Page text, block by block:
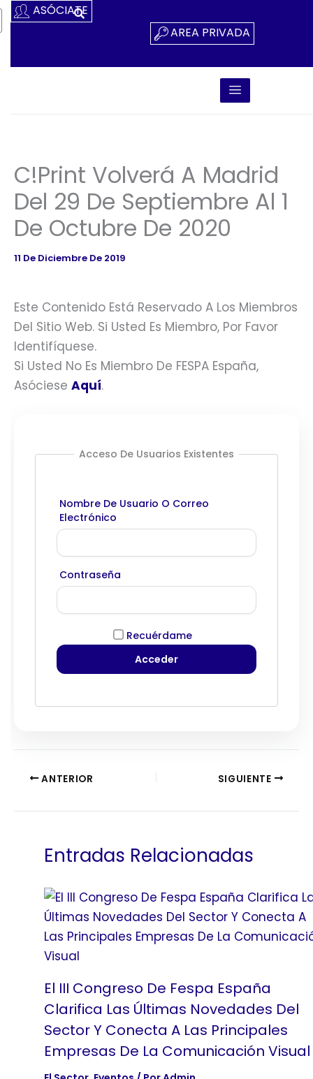
Ir
Al
ASÓCIATE
AREA PRIVADA
C!Print Volverá A Madrid
Del 29 De Septiembre Al 1
De Octubre De 2020
11 De Diciembre De 2019
Este Contenido Está Reservado A Los Miembros
Del Sitio Web. Si Usted Es Miembro, Por Favor
Identifíquese.
Si Usted No Es Miembro De FESPA España,
Asóciese Aquí.
Acceso De Usuarios Existentes
Nombre De Usuario O Correo
Electrónico
Contraseña
Recuérdame
ANTERIOR SIGUIENTE
Entradas Relacionadas
El III Congreso De Fespa España
Clarifica Las Últimas Novedades Del
Sector Y Conecta A Las Principales
Empresas De La Comunicación Visual